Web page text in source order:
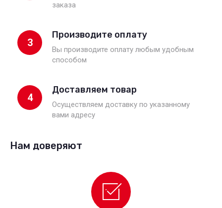
заказа
3
Производите оплату
Вы производите оплату любым удобным
способом
4
Доставляем товар
Осуществляем доставку по указанному
вами адресу
Нам доверяют